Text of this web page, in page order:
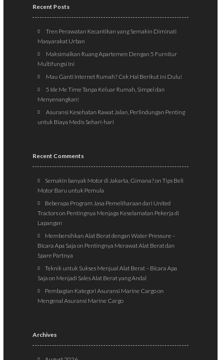
Recent Posts
Tren Perawatan Kecantikan yang Semakin Diminati
Masyarakat Urban
Maksimalkan Ruang Apartemen Dengan 5 Furnitur
Multifungsi Ini
Mau Ganti Internet Rumah? Cek Hal Berikut ini Dulu!
5 Ide Me Time Tanpa Keluar Rumah, Simpel dan
Menyenangkan!
Asuransi Kesehatan Rawat Jalan, Perlindungan Penting
untuk Biaya Medis Sehari-hari
Recent Comments
Semakin banyak Motor di Jakarta, Gimana?onTips Beli
Motor Baru untuk Pemula
Beberapa Program Jasa Pemeliharaan dari United
Tractorson Pentingnya Menjaga Keselamatan Pekerja di
Lapangan
Membersihkan Alat Berat dengan Water Pressure –
Bicara Apa Saja on Pentingnya Merawat Alat Berat dan
Spare Partnya
Teknik untuk Sukses Menjual Alat Berat – Bicara Apa
Saja on Menjadi Sales Alat Berat yang Andal
Pembagian Kategori Asuransi Marine Cargoon
Mengenal Asuransi Marine Cargo
Archives